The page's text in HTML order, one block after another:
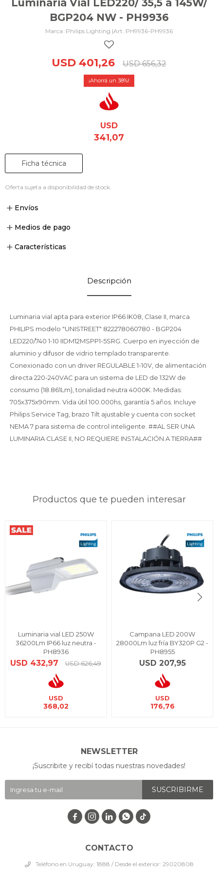
Luminaria Vial LED220/ 35,5 a 145W/
BGP204 NW - PH9936
Philips Lighting | PH9936-PH9936
USD 401,26 USD 656,32
38
USD
341,07
Ficha técnica
Oferta sujeta a disponibilidad de stock.
Envíos
Medios de pago
Características
Descripción
Luminaria vial apta para exterior IP66 IK08, Clase II, marca
PHILIPS modelo "UNISTREET" 822278060780 - BGP204
LED220/740 1-10 IIDM12MSPP1-5SRG. Cuerpo en inyección de
aluminio y difusor de vidrio templado transparente.
Conexionado con un driver REGULABLE 1-10V, de alimentación
directa 220-240VAC para un sistema de LED de 132W de
consumo (18.861Lm), tonalidad neutra 4000K. Medidas:
705x375x90mm. Vida útil 100.000hs, garantía 5 años. Incluye
Philips Service Tag, brazo Tilt ajustable y cuenta con socket
NEMA 7 para sistema de control inteligente. ##AL SER UNA
LUMINARIA CLASE II, NO REQUIERE INSTALACIÓN A TIERRA##
Productos que te pueden interesar
Luminaria vial LED 250W
36200Lm IP66 luz neutra -
PH8936
USD 432,97 USD 626,49
USD
368,02
Campana LED 200W
28000Lm luz fría BY320P G2 -
PH8955
USD 207,95
USD
176,76
CONTACTO
Teléfono en Uruguay: 1888 / Desde el exterior: 29020808
NEWSLETTER
¡Suscribite y recibí todas nuestras novedades!
SUSCRIBIRME
   